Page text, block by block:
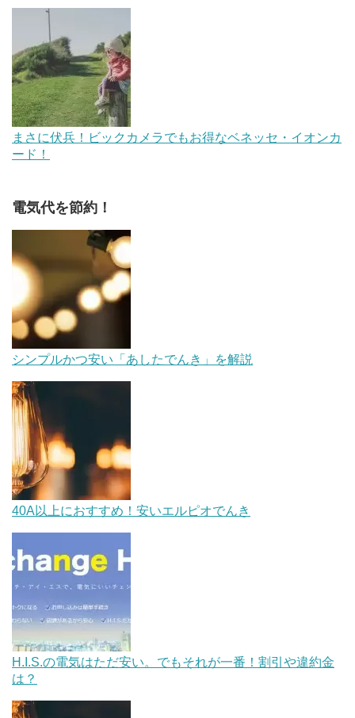
まさに伏兵！ビックカメラでもお得なベネッセ・イオンカ
ード！
電気代を節約！
シンプルかつ安い「あしたでんき」を解説
40A以上におすすめ！安いエルピオでんき
H.I.S.の電気はただ安い。でもそれが一番！割引や違約金
は？